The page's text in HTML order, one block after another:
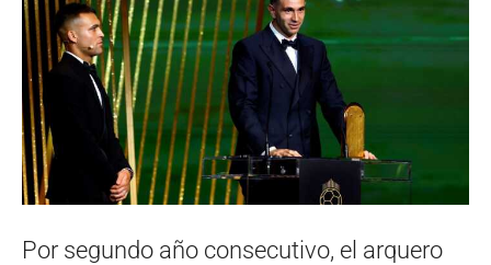
Por segundo año consecutivo, el arquero